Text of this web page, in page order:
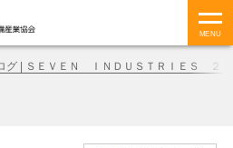
MENU
グ | ＳＥＶＥＮ ＩＮＤＵＳＴＲＩＥＳ ２